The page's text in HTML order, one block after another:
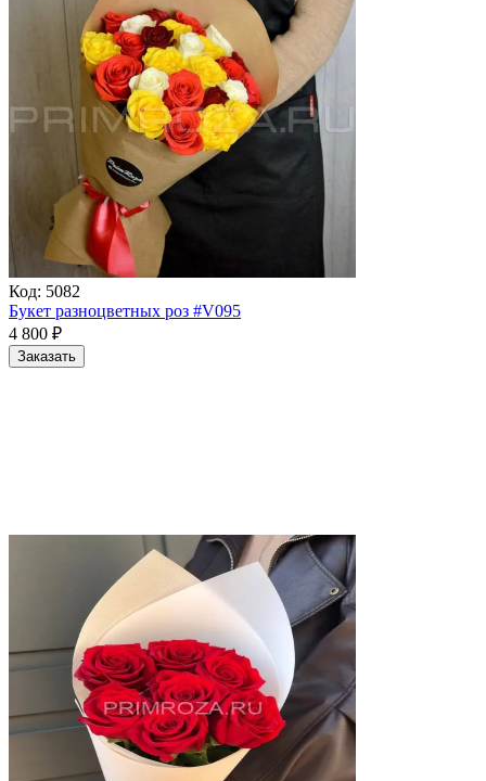
Код: 5082
Букет разноцветных роз #V095
4 800 ₽
Заказать